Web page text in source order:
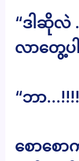
“ဒါဆိုလဲ
လာတွေ့ပ
“ဘာ
စောစေ